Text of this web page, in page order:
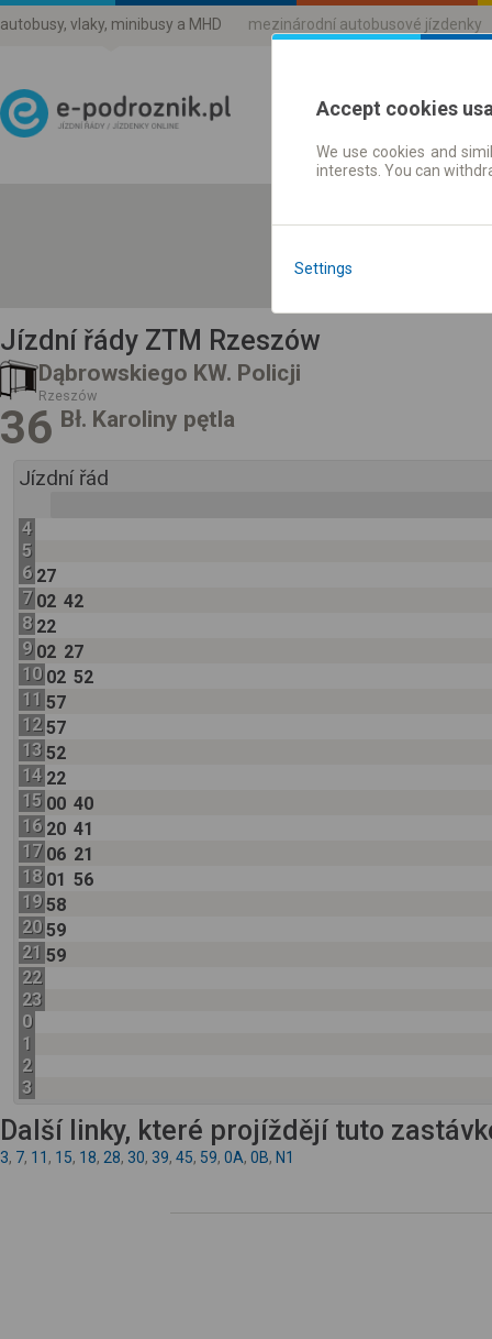
autobusy, vlaky, minibusy a MHD mezinárodní autobusové jízdenky
Jízdni řády a jízdenky
Jízdní řády ZTM Rzeszów
Dąbrowskiego KW. Policji
Rzeszów
36 Bł. Karoliny pętla
Jízdní řád
4
5
6 27
7 02 42
8 22
9 02 27
10 02 52
11 57
12 57
13 52
14 22
15 00 40
16 20 41
17 06 21
18 01 56
19 58
20 59
21 59
22
23
0
1
2
3
Další linky, které projíždějí tuto
3, 7, 11 , 15, 18, 28, 30, 39, 45, 59, 0A, 0B, N1
Accept cookies
We use cookies and
interests. You can
Settings